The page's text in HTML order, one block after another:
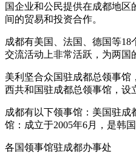
国企业和公民提供在成都地
间的贸易和投资合作。
成都有美国、法国、德国等
交流活动上非常活跃，为两国
美利坚合众国驻成都总领事馆
西共和国驻成都总领事馆，设
成都有以下领事馆：美国驻
馆：成立于2005年6月，是韩
各国领事馆驻成都办事处